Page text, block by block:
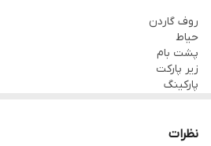
روف گاردن
حیاط
پشت بام
زیر پارکت
پارکینگ
نظرات